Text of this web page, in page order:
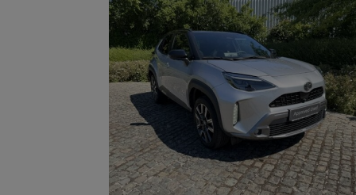
PREMIERE
Waarborg 106
Deuren